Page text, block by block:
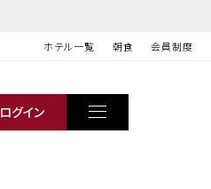
ホテル一覧 朝食 会員制度
ログイン